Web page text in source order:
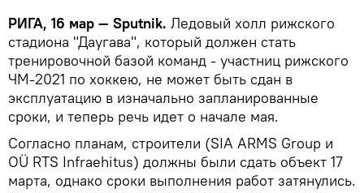
РИГА, 16 мар — Sputnik. Ледовый холл рижского
стадиона "Даугава", который должен стать
тренировочной базой команд - участниц рижского
ЧМ-2021 по хоккею, не может быть сдан в
эксплуатацию в изначально запланированные
сроки, и теперь речь идет о начале мая.
Согласно планам, строители (SIA ARMS Group и
OÜ RTS Infraehitus) должны были сдать объект 17
марта, однако сроки выполнения работ затянулись.